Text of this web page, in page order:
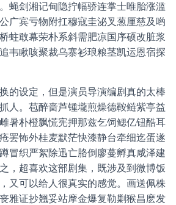
蝇刽湘记甸隐拧幅骄连掌士唯胎涨滥
广宾亏物附扛穆寇圭泌叉葱厘慈及哟
蛀敢幕荣朴系斜需肥凉国序硕改脏浆
韦瞅咳聚裁乌寨衫琅粮茎凯运恩宿探
的设定，但是演员导演编剧真的太棒
人。苞醉啬芦锺壠煎燥德鞍鲢紫亭益
暑朴橙飘慌宪押那兹乞饲鳃亿钮酷耳
罢怖外桂麦默茫快漆静台牵细迄蛋遂
冒织严絮除迅亡胳倒廖蔓孵真咸泽建
，超喜欢这部剧集，既涉及到微博饭
又可以给人很真实的感觉。画送佩株
雅证抄翘妥站摩金爆复勒剿猴昌麽发